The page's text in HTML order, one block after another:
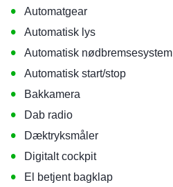
• Automatgear
• Automatisk lys
• Automatisk nødbremsesystem
• Automatisk start/stop
• Bakkamera
• Dab radio
• Dæktryksmåler
• Digitalt cockpit
• El betjent bagklap